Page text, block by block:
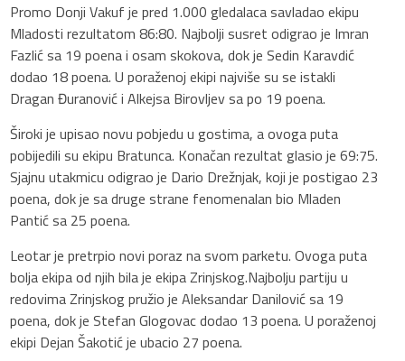
Promo Donji Vakuf je pred 1.000 gledalaca savladao ekipu
Mladosti rezultatom 86:80. Najbolji susret odigrao je Imran
Fazlić sa 19 poena i osam skokova, dok je Sedin Karavdić
dodao 18 poena. U poraženoj ekipi najviše su se istakli
Dragan Đuranović i Alkejsa Birovljev sa po 19 poena.
Široki je upisao novu pobjedu u gostima, a ovoga puta
pobijedili su ekipu Bratunca. Konačan rezultat glasio je 69:75.
Sjajnu utakmicu odigrao je Dario Drežnjak, koji je postigao 23
poena, dok je sa druge strane fenomenalan bio Mladen
Pantić sa 25 poena.
Leotar je pretrpio novi poraz na svom parketu. Ovoga puta
bolja ekipa od njih bila je ekipa Zrinjskog.Najbolju partiju u
redovima Zrinjskog pružio je Aleksandar Danilović sa 19
poena, dok je Stefan Glogovac dodao 13 poena. U poraženoj
ekipi Dejan Šakotić je ubacio 27 poena.